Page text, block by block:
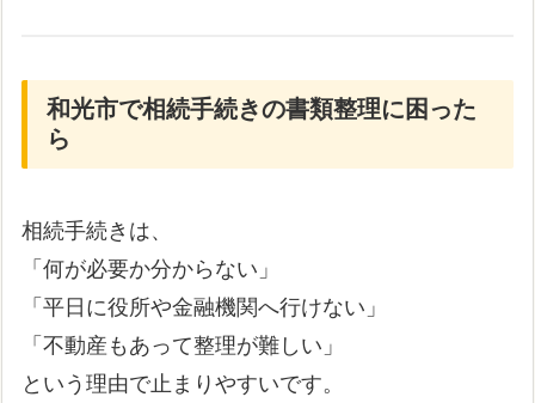
和光市で相続手続きの書類整理に困った
ら
相続手続きは、
「何が必要か分からない」
「平日に役所や金融機関へ行けない」
「不動産もあって整理が難しい」
という理由で止まりやすいです。